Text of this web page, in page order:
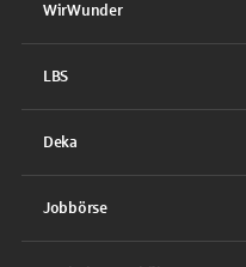
WirWunder
LBS
Deka
Jobbörse